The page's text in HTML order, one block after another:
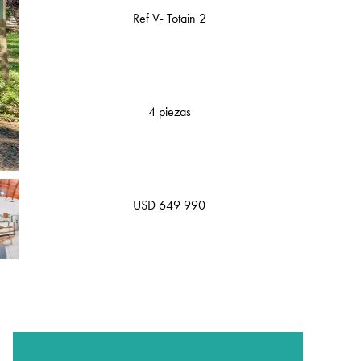
Ref V- Totain 2
4 piezas
USD 649 990